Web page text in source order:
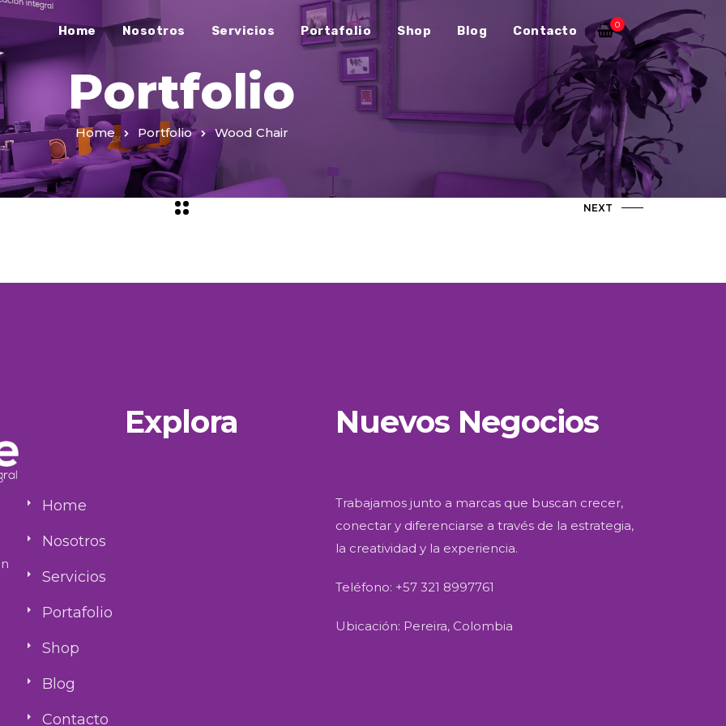
0
Home Nosotros Servicios Portafolio Shop Blog Contacto
Portfolio
Home Portfolio Wood Chair
NEXT
Explora
Home
Nosotros
Servicios
Portafolio
Shop
Blog
Contacto
Nuevos Negocios
Trabajamos junto a marcas que buscan crecer,
conectar y diferenciarse a través de la estrategia,
la creatividad y la experiencia.
Teléfono: +57 321 8997761
Ubicación: Pereira, Colombia